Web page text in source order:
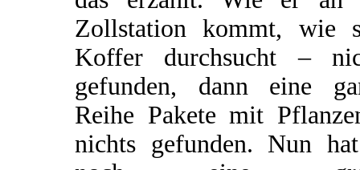
Zollstation kommt, wie
Koffer durchsucht –
gefunden, dann eine
Reihe Pakete mit
nichts gefunden. Nun